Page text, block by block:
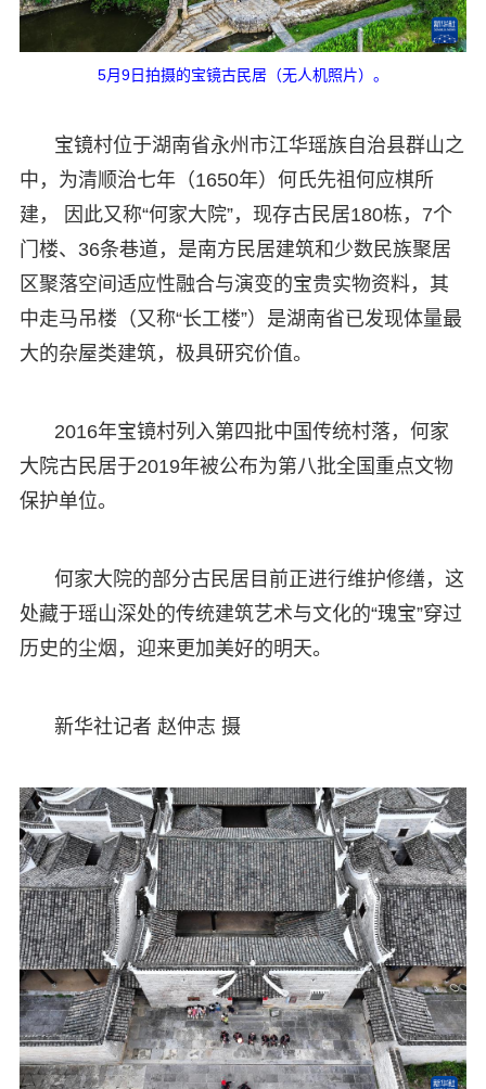
5月9日拍摄的宝镜古民居（无人机照片）。
宝镜村位于湖南省永州市江华瑶族自治县群山之
中，为清顺治七年（1650年）何氏先祖何应棋所
建， 因此又称“何家大院”，现存古民居180栋，7个
门楼、36条巷道，是南方民居建筑和少数民族聚居
区聚落空间适应性融合与演变的宝贵实物资料，其
中走马吊楼（又称“长工楼”）是湖南省已发现体量最
大的杂屋类建筑，极具研究价值。
2016年宝镜村列入第四批中国传统村落，何家
大院古民居于2019年被公布为第八批全国重点文物
保护单位。
何家大院的部分古民居目前正进行维护修缮，这
处藏于瑶山深处的传统建筑艺术与文化的“瑰宝”穿过
历史的尘烟，迎来更加美好的明天。
新华社记者 赵仲志 摄